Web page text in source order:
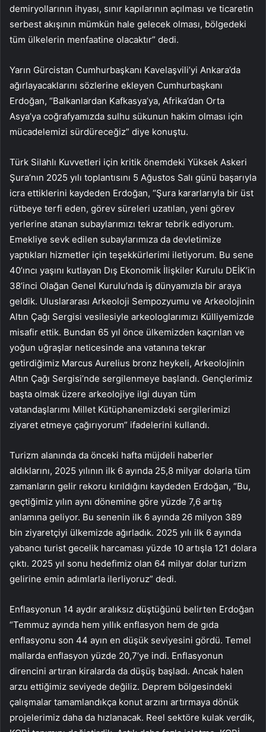
demiryollarının ihyası, sınır kapılarının açılması ve ticaretin
serbest akışının mümkün hale gelecek olması, bölgedeki
tüm ülkelerin menfaatine olacaktır” dedi.
Yarın Gürcistan Cumhurbaşkanı Kavelaşvili’yi Ankara’da
ağırlayacaklarını sözlerine ekleyen Cumhurbaşkanı
Erdoğan, “Balkanlardan Kafkasya’ya, Afrika’dan Orta
Asya’ya coğrafyamızda sulhu sükunun hakim olması için
mücadelemizi sürdüreceğiz” diye konuştu.
Türk Silahlı Kuvvetleri için kritik önemdeki Yüksek Askeri
Şura’nın 2025 yılı toplantısını 5 Ağustos Salı günü başarıyla
icra ettiklerini kaydeden Erdoğan, “Şura kararlarıyla bir üst
rütbeye terfi eden, görev süreleri uzatılan, yeni görev
yerlerine atanan subaylarımızı tekrar tebrik ediyorum.
Emekliye sevk edilen subaylarımıza da devletimize
yaptıkları hizmetler için teşekkürlerimi iletiyorum. Bu sene
40’ıncı yaşını kutlayan Dış Ekonomik İlişkiler Kurulu DEİK’in
38’inci Olağan Genel Kurulu’nda iş dünyamızla bir araya
geldik. Uluslararası Arkeoloji Sempozyumu ve Arkeolojinin
Altın Çağı Sergisi vesilesiyle arkeologlarımızı Külliyemizde
misafir ettik. Bundan 65 yıl önce ülkemizden kaçırılan ve
yoğun uğraşlar neticesinde ana vatanına tekrar
getirdiğimiz Marcus Aurelius bronz heykeli, Arkeolojinin
Altın Çağı Sergisi’nde sergilenmeye başlandı. Gençlerimiz
başta olmak üzere arkeolojiye ilgi duyan tüm
vatandaşlarımı Millet Kütüphanemizdeki sergilerimizi
ziyaret etmeye çağırıyorum” ifadelerini kullandı.
Turizm alanında da önceki hafta müjdeli haberler
aldıklarını, 2025 yılının ilk 6 ayında 25,8 milyar dolarla tüm
zamanların gelir rekoru kırıldığını kaydeden Erdoğan, “Bu,
geçtiğimiz yılın aynı dönemine göre yüzde 7,6 artış
anlamına geliyor. Bu senenin ilk 6 ayında 26 milyon 389
bin ziyaretçiyi ülkemizde ağırladık. 2025 yılı ilk 6 ayında
yabancı turist gecelik harcaması yüzde 10 artışla 121 dolara
çıktı. 2025 yıl sonu hedefimiz olan 64 milyar dolar turizm
gelirine emin adımlarla ilerliyoruz” dedi.
Enflasyonun 14 aydır aralıksız düştüğünü belirten Erdoğan
“Temmuz ayında hem yıllık enflasyon hem de gıda
enflasyonu son 44 ayın en düşük seviyesini gördü. Temel
mallarda enflasyon yüzde 20,7’ye indi. Enflasyonun
direncini artıran kiralarda da düşüş başladı. Ancak halen
arzu ettiğimiz seviyede değiliz. Deprem bölgesindeki
çalışmalar tamamlandıkça konut arzını artırmaya dönük
projelerimiz daha da hızlanacak. Reel sektöre kulak verdik,